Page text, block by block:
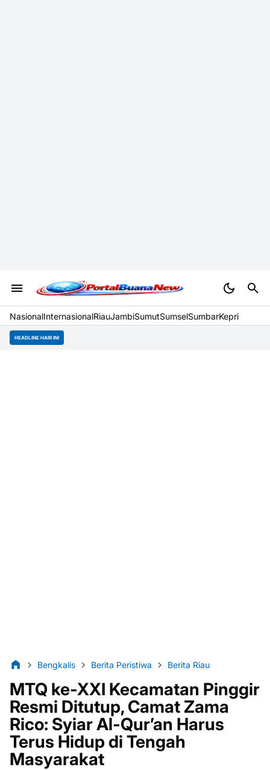
NasionalInternasionalRiauJambiSumutSumselSumbarKepri
HEADLINE HARI INI
Bengkalis Berita Peristiwa Berita Riau
MTQ ke-XXI Kecamatan Pinggir
Resmi Ditutup, Camat Zama
Rico: Syiar Al-Qur’an Harus
Terus Hidup di Tengah
Masyarakat